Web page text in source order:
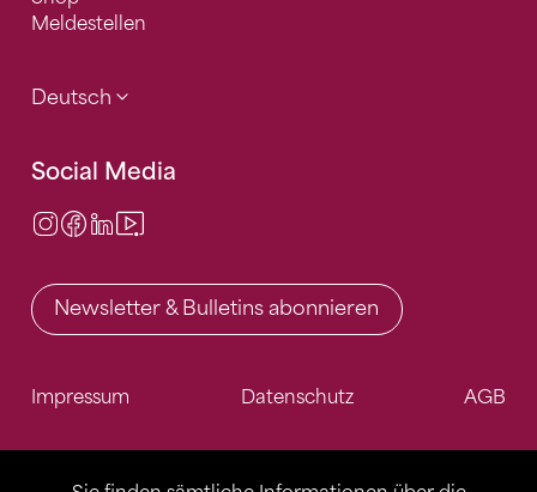
Meldestellen
Deutsch
Social Media
Instagram
Facebook
LinkedIn
Newsletter & Bulletins abonnieren
Impressum Datenschutz AGB